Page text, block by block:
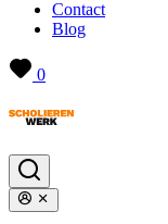
Contact
Blog
0